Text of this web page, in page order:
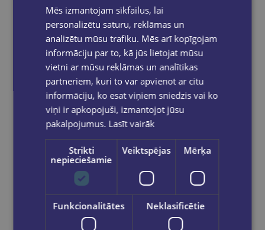
Tuša 20g sarkana
€1.50
Nav noliktavā
Mēs izmantojam sīkfailus, lai
personalizētu saturu, reklāmas un
analizētu mūsu trafiku. Mēs arī kopīgojam
informāciju par to, kā jūs lietojat mūsu
vietni ar mūsu reklāmas un analītikas
partneriem, kuri to var apvienot ar citu
informāciju, ko esat viņiem sniedzis vai ko
viņi ir apkopojuši, izmantojot jūsu
pakalpojumus. Lasīt vairāk
Strikti
nepieciešamie
Veiktspējas Mērķa
Funkcionalitātes Neklasificētie